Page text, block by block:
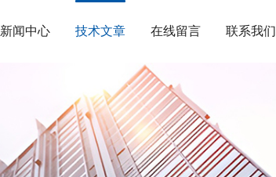
新闻中心 技术文章 在线留言 联系我们